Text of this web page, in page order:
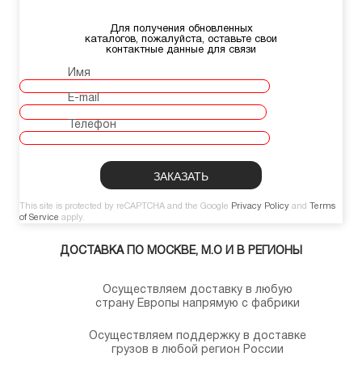
Для получения обновленных
каталогов, пожалуйста, оставьте свои
контактные данные для связи
Имя
E-mail
Телефон
This site is protected by reCAPTCHA and the Google Privacy Policy and
Terms
of Service apply.
ДОСТАВКА ПО МОСКВЕ, М.О И В РЕГИОНЫ
Осуществляем доставку в любую
страну Европы напрямую с фабрики
Осуществляем поддержку в доставке
грузов в любой регион России